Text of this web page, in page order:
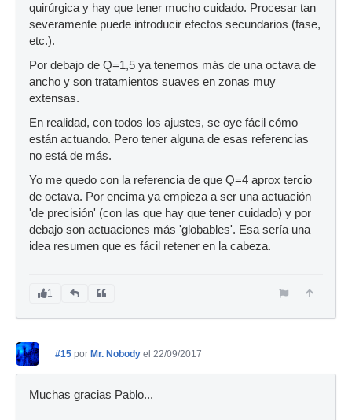
quirúrgica y hay que tener mucho cuidado. Procesar tan
severamente puede introducir efectos secundarios (fase,
etc.).
Por debajo de Q=1,5 ya tenemos más de una octava de
ancho y son tratamientos suaves en zonas muy
extensas.
En realidad, con todos los ajustes, se oye fácil cómo
están actuando. Pero tener alguna de esas referencias
no está de más.
Yo me quedo con la referencia de que Q=4 aprox tercio
de octava. Por encima ya empieza a ser una actuación
'de precisión' (con las que hay que tener cuidado) y por
debajo son actuaciones más 'globables'. Esa sería una
idea resumen que es fácil retener en la cabeza.
1
#15 por Mr. Nobody el 22/09/2017
Muchas gracias Pablo...